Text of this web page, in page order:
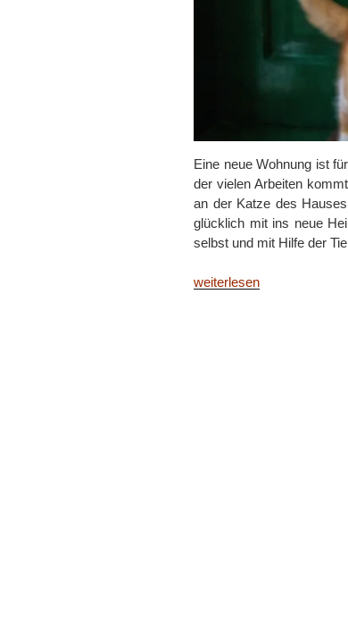
Eine neue Wohnung ist
der vielen Arbeiten
an der Katze des
glücklich mit ins neue
selbst und mit Hilfe der
„Umzug
weiterlesen